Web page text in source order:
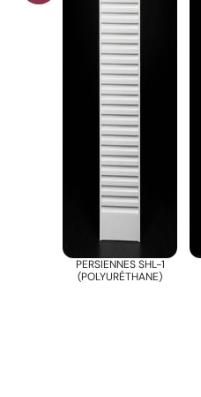
PERSIENNES SHL-1
(POLYURÉTHANE)